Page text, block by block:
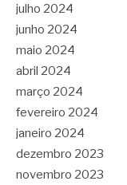
julho 2024
junho 2024
maio 2024
abril 2024
março 2024
fevereiro 2024
janeiro 2024
dezembro 2023
novembro 2023